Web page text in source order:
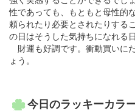
性であっても、もともと母性的
頼られたり必要とされたりする
の日はそうした気持ちになれる
財運も好調です。衝動買いに
ょう。
今日のラッキーカラ